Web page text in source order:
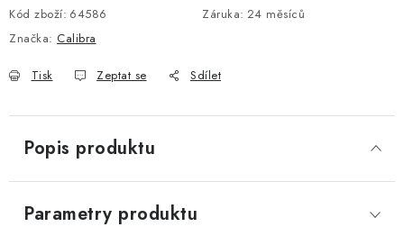
Kód zboží: 64586 Záruka: 24 měsíců
Značka: Calibra
Tisk Zeptat se Sdílet
Popis produktu
Parametry produktu